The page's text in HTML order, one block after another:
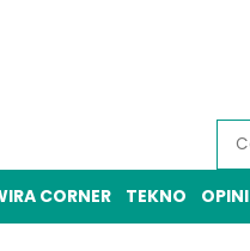
CORNER TEKNO OPINI